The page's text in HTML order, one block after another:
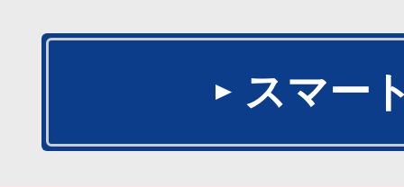
スマー